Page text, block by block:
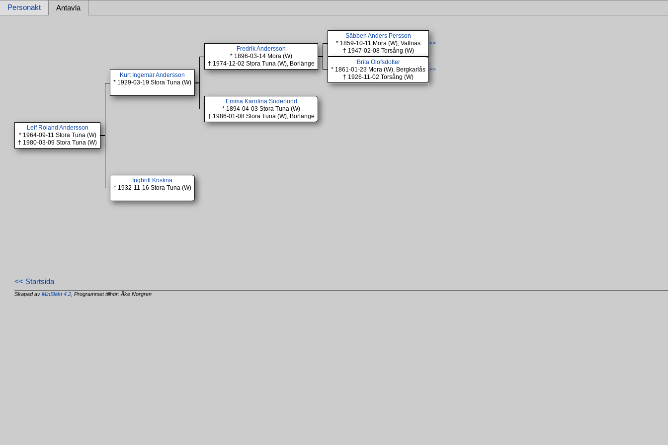
Personakt Antavla
Leif Roland Andersson
* 1964-09-11 Stora Tuna (W)
† 1980-03-09 Stora Tuna (W)
Kurt Ingemar Andersson
* 1929-03-19 Stora Tuna (W)
Fredrik Andersson
* 1896-03-14 Mora (W)
† 1974-12-02 Stora Tuna (W), Borlänge
Säbben Anders Persson
* 1859-10-11 Mora (W), Vattnäs
† 1947-02-08 Torsång (W)
>>
Brita Olofsdotter
* 1861-01-23 Mora (W), Bergkarlås
† 1926-11-02 Torsång (W)
>>
Emma Karolina Söderlund
* 1894-04-03 Stora Tuna (W)
† 1986-01-08 Stora Tuna (W), Borlänge
Ingbritt Kristina
* 1932-11-16 Stora Tuna (W)
<< Startsida
Skapad avMinSläkt 4.2 , Programmet tillhör: Åke Norgren